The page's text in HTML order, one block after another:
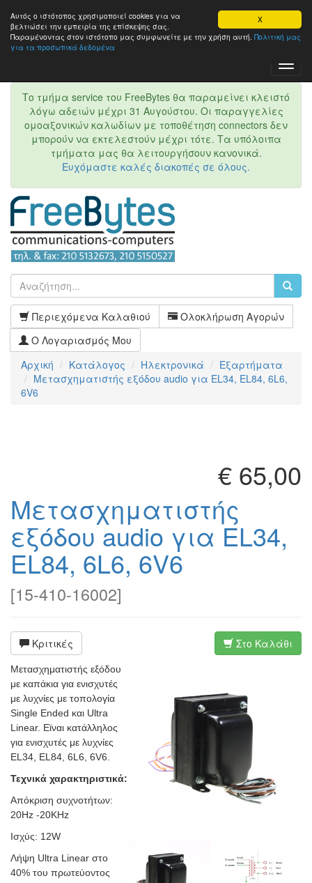
X
Αυτός ο ιστότοπος χρησιμοποιεί cookies για να
βελτιώσει την εμπειρία της επίσκεψης σας.
Παραμένοντας στον ιστότοπo μας συμφωνείτε με την χρήση αυτή. Πολιτική μας
για τα προσωπικά δεδομένα
Το τμήμα service του FreeBytes θα παραμείνει κλειστό
λόγω αδειών μέχρι 31 Αυγούστου. Οι παραγγελίες
ομοαξονικών καλωδίων με τοποθέτηση connectors δεν
μπορούν να εκτελεστούν μέχρι τότε. Τα υπόλοιπα
τμήματα μας θα λειτουργήσουν κανονικά.
Ευχόμαστε καλές διακοπές σε όλους.
Περιεχόμενα Καλαθιού
Ολοκλήρωση Αγορών
Ο Λογαριασμός Μου
Αρχική
Κατάλογος Ηλεκτρονικά
Εξαρτήματα
Μετασχηματιστής εξόδου audio για EL34, EL84, 6L6,
6V6
€ 65,00
Μετασχηματιστής
εξόδου audio για EL34,
EL84, 6L6, 6V6
[15-410-16002]
Κριτικές Στο Καλάθι
Μετασχηματιστής εξόδου
με καπάκια για ενισχυτές
με λυχνίες με τοπολογία
Single Ended και Ultra
Linear. Εϊναι κατάλληλος
για ενισχυτές με λυχνίες
EL34, EL84, 6L6, 6V6.
Τεχνικά χαρακτηριστικά:
Απόκριση συχνοτήτων:
20Hz -20KHz
Ισχύς: 12W
Λήψη Ultra Linear στο
40% του πρωτεύοντος